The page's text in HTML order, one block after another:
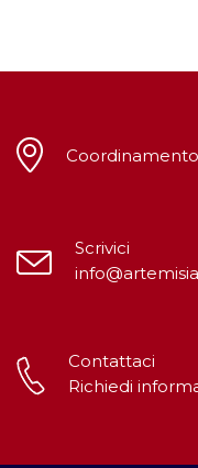
Scrivici
Contattaci
Richiedi